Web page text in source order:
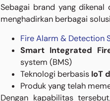
Sebagai brand yang
menghadirkan berbagai
Fire Alarm & Detection
Smart Integrated
system (BMS)
Teknologi berbasis IoT
Produk yang telah
Dengan kapabilitas